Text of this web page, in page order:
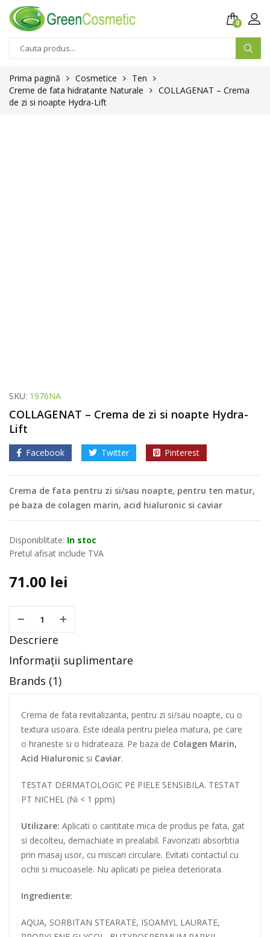
0
Prima pagină Cosmetice
Ten
Creme de fata hidratante Naturale
COLLAGENAT – Crema
de zi si noapte Hydra-Lift
SKU: 1976NA
COLLAGENAT – Crema de zi si noapte Hydra-
Lift
Facebook Twitter Pinterest
Crema de fata pentru zi si/sau noapte, pentru ten matur,
pe baza de colagen marin, acid hialuronic si caviar
Disponiblitate: In stoc
Pretul afisat include TVA
71.00 lei
Descriere
Informații suplimentare
Brands (1)
Crema de fata revitalizanta, pentru zi si/sau noapte, cu o
textura usoara. Este ideala pentru pielea matura, pe care
o hraneste si o hidrateaza. Pe baza de Colagen Marin,
Acid Hialuronic si Caviar.
TESTAT DERMATOLOGIC PE PIELE SENSIBILA. TESTAT
PT NICHEL (Ni < 1 ppm)
Utilizare: Aplicati o cantitate mica de produs pe fata, gat
si decolteu, demachiate in prealabil. Favorizati absorbtia
prin masaj usor, cu miscari circulare. Evitati contactul cu
ochii si mucoasele. Nu aplicati pe pielea deteriorata.
Ingrediente:
AQUA, SORBITAN STEARATE, ISOAMYL LAURATE,